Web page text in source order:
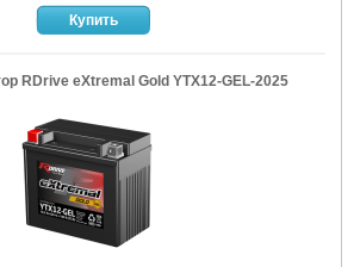
RDrive eXtremal Gold YTX12-GEL-2025